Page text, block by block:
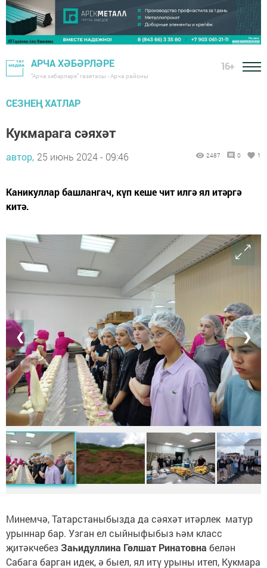
АРЧА ХӘБӘРЛӘРЕ
"Арча хәбәрләре" газетасы - Арча районы
16+
СЕЗНЕҢ ХАТЛАР
Кукмарага сәяхәт
автор, 25 июнь 2024 - 09:46 2487 0 1
Каникуллар башлангач, күп кеше чит илгә ял итәргә
китә.
❮ ❯
Минемчә, Татарстаныбызда да сәяхәт итәрлек матур
урыннар бар. Узган ел сыйныфыбыз һәм класс
җитәкчебезЗаһидуллина Гөлшат Ринатовна белән
Сабага барган идек, ә быел, ял итү урыны итеп, Кукмара